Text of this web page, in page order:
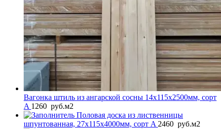
Вагонка штиль из ангарской сосны 14x115x2500мм, сорт
A 1260 руб.м2
Половая доска из лиственницы
шпунтованная, 27x115x4000мм, сорт A 2460 руб.м2